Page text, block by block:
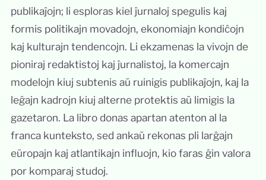
publikaĵojn; li esploras kiel ĵurnaloj spegulis kaj
formis politikajn movadojn, ekonomiajn kondiĉojn
kaj kulturajn tendencojn. Li ekzamenas la vivojn de
pioniraj redaktistoj kaj ĵurnalistoj, la komercajn
modelojn kiuj subtenis aŭ ruinigis publikaĵojn, kaj la
leĝajn kadrojn kiuj alterne protektis aŭ limigis la
gazetaron. La libro donas apartan atenton al la
franca kunteksto, sed ankaŭ rekonas pli larĝajn
eŭropajn kaj atlantikajn influojn, kio faras ĝin valora
por komparaj studoj.